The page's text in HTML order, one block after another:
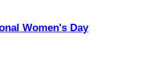
Women's Day